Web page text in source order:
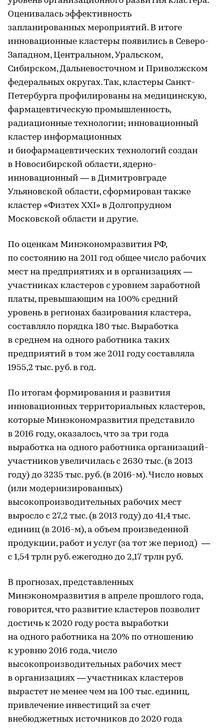
Оценивалась эффективность
запланированных мероприятий. В итоге
инновационные кластеры появились в Северо-
Западном, Центральном, Уральском,
Сибирском, Дальневосточном и Приволжском
федеральных округах. Так, кластеры Санкт-
Петербурга профилированы на медицинскую,
фармацевтическую промышленность,
радиационные технологии; инновационный
кластер информационных
и биофармацевтических технологий создан
в Новосибирской области, ядерно-
инновационный — в Димитровграде
Ульяновской области, сформирован также
кластер «Физтех XXI» в Долгопрудном
Московской области и другие.
По оценкам Минэкономразвития РФ,
по состоянию на 2011 год общее число рабочих
мест на предприятиях и в организациях —
участниках кластеров с уровнем заработной
платы, превышающим на 100% средний
уровень в регионах базирования кластера,
составляло порядка 180 тыс. Выработка
в среднем на одного работника таких
предприятий в том же 2011 году составляла
1955,2 тыс. руб. в год.
По итогам формирования и развития
инновационных территориальных кластеров,
которые Минэкономразвития представило
в 2016 году, оказалось, что за три года
выработка на одного работника организаций-
участников увеличилась с 2630 тыс. (в 2013
году) до 3235 тыс. руб. (в 2016-м). Число новых
(или модернизированных)
высокопроизводительных рабочих мест
выросло с 27,2 тыс. (в 2013 году) до 41,4 тыс.
единиц (в 2016-м), а объем произведенной
продукции, работ и услуг (за тот же период) —
с 1,54 трлн руб. ежегодно до 2,17 трлн руб.
В прогнозах, представленных
Минэкономразвития в апреле прошлого года,
говорится, что развитие кластеров позволит
достичь к 2020 году роста выработки
на одного работника на 20% по отношению
к уровню 2016 года, число
высокопроизводительных рабочих мест
в организациях — участниках кластеров
вырастет не менее чем на 100 тыс. единиц,
привлечение инвестиций за счет
внебюджетных источников до 2020 года